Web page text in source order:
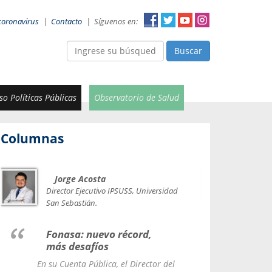
| Contacto | Síguenos en:
Buscar
Políticas Públicas Observatorio de Salud
Columnas
Jorge Acosta
Director Ejecutivo IPSUSS, Universidad
San Sebastián.
Fonasa: nuevo récord,
más desafíos
En su Cuenta Pública, el Director del